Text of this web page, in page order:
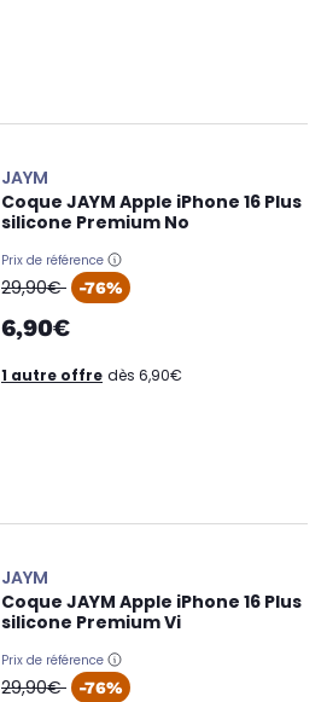
JAYM
Coque JAYM Apple iPhone 16 Plus
silicone Premium No
Prix de référence
oldPrice
29,90€ -76%
6,90€
1 autre offre dès 6,90€
JAYM
Coque JAYM Apple iPhone 16 Plus
silicone Premium Vi
Prix de référence
oldPrice
29,90€ -76%